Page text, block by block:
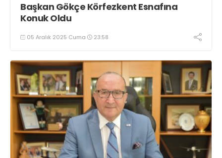
Başkan Gökçe Körfezkent Esnafına
Konuk Oldu
05 Aralık 2025 Cuma 23:58